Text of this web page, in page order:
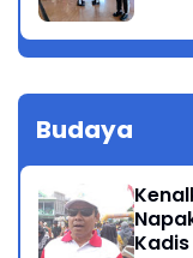
Budaya